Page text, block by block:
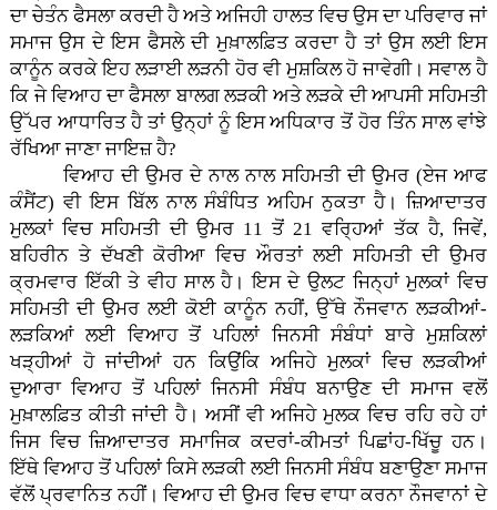
ਦਾ ਚੇਤੰਨ ਫੈਸਲਾ ਕਰਦੀ ਹੈ ਅਤੇ ਅਜਿਹੀ ਹਾਲਤ ਵਿਚ ਉਸ ਦਾ ਪਰਿਵਾਰ ਜਾਂ
ਸਮਾਜ ਉਸ ਦੇ ਇਸ ਫੈਸਲੇ ਦੀ ਮੁਖ਼ਾਲਫ਼ਿਤ ਕਰਦਾ ਹੈ ਤਾਂ ਉਸ ਲਈ ਇਸ
ਕਾਨੂੰਨ ਕਰਕੇ ਇਹ ਲੜਾਈ ਲੜਨੀ ਹੋਰ ਵੀ ਮੁਸ਼ਕਿਲ ਹੋ ਜਾਵੇਗੀ। ਸਵਾਲ ਹੈ
ਕਿ ਜੇ ਵਿਆਹ ਦਾ ਫੈਸਲਾ ਬਾਲਗ ਲੜਕੀ ਅਤੇ ਲੜਕੇ ਦੀ ਆਪਸੀ ਸਹਿਮਤੀ
ਉੱਪਰ ਆਧਾਰਿਤ ਹੈ ਤਾਂ ਉਨ੍ਹਾਂ ਨੂੰ ਇਸ ਅਧਿਕਾਰ ਤੋਂ ਹੋਰ ਤਿੰਨ ਸਾਲ ਵਾਂਝੇ
ਰੱਖਿਆ ਜਾਣਾ ਜਾਇਜ਼ ਹੈ?
ਵਿਆਹ ਦੀ ਉਮਰ ਦੇ ਨਾਲ ਨਾਲ ਸਹਿਮਤੀ ਦੀ ਉਮਰ (ਏਜ ਆਫ
ਕੰਸੈਂਟ) ਵੀ ਇਸ ਬਿੱਲ ਨਾਲ ਸੰਬੰਧਿਤ ਅਹਿਮ ਨੁਕਤਾ ਹੈ। ਜ਼ਿਆਦਾਤਰ
ਮੁਲਕਾਂ ਵਿਚ ਸਹਿਮਤੀ ਦੀ ਉਮਰ 11 ਤੋਂ 21 ਵਰ੍ਹਿਆਂ ਤੱਕ ਹੈ, ਜਿਵੇਂ,
ਬਹਿਰੀਨ ਤੇ ਦੱਖਣੀ ਕੋਰੀਆ ਵਿਚ ਔਰਤਾਂ ਲਈ ਸਹਿਮਤੀ ਦੀ ਉਮਰ
ਕ੍ਰਮਵਾਰ ਇੱਕੀ ਤੇ ਵੀਹ ਸਾਲ ਹੈ। ਇਸ ਦੇ ਉਲਟ ਜਿਨ੍ਹਾਂ ਮੁਲਕਾਂ ਵਿਚ
ਸਹਿਮਤੀ ਦੀ ਉਮਰ ਲਈ ਕੋਈ ਕਾਨੂੰਨ ਨਹੀਂ, ਉੱਥੇ ਨੌਜਵਾਨ ਲੜਕੀਆਂ-
ਲੜਕਿਆਂ ਲਈ ਵਿਆਹ ਤੋਂ ਪਹਿਲਾਂ ਜਿਨਸੀ ਸੰਬੰਧਾਂ ਬਾਰੇ ਮੁਸ਼ਕਿਲਾਂ
ਖੜ੍ਹੀਆਂ ਹੋ ਜਾਂਦੀਆਂ ਹਨ ਕਿਉਂਕਿ ਅਜਿਹੇ ਮੁਲਕਾਂ ਵਿਚ ਲੜਕੀਆਂ
ਦੁਆਰਾ ਵਿਆਹ ਤੋਂ ਪਹਿਲਾਂ ਜਿਨਸੀ ਸੰਬੰਧ ਬਨਾਉਣ ਦੀ ਸਮਾਜ ਵਲੋਂ
ਮੁਖ਼ਾਲਫ਼ਿਤ ਕੀਤੀ ਜਾਂਦੀ ਹੈ। ਅਸੀਂ ਵੀ ਅਜਿਹੇ ਮੁਲਕ ਵਿਚ ਰਹਿ ਰਹੇ ਹਾਂ
ਜਿਸ ਵਿਚ ਜ਼ਿਆਦਾਤਰ ਸਮਾਜਿਕ ਕਦਰਾਂ-ਕੀਮਤਾਂ ਪਿਛਾਂਹ-ਖਿੱਚੂ ਹਨ।
ਇੱਥੇ ਵਿਆਹ ਤੋਂ ਪਹਿਲਾਂ ਕਿਸੇ ਲੜਕੀ ਲਈ ਜਿਨਸੀ ਸੰਬੰਧ ਬਣਾਉਣਾ ਸਮਾਜ
ਵੱਲੋਂ ਪ੍ਰਵਾਨਿਤ ਨਹੀਂ। ਵਿਆਹ ਦੀ ਉਮਰ ਵਿਚ ਵਾਧਾ ਕਰਨਾ ਨੌਜਵਾਨਾਂ ਦੇ